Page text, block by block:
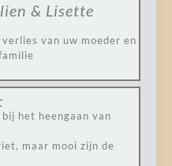
& Lisette
van uw moeder en
het heengaan van
maar mooi zijn de